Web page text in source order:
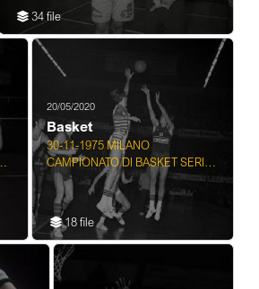
34 file
20/05/2020
Basket
30-11-1975 MILANO
CAMPIONATO DI BASKET SERIE
A CINZANO MILANO-
CHINAMARTINI TORINO
18 file